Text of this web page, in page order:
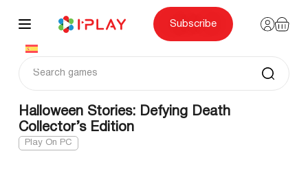
content
Subscribe
Halloween Stories: Defying Death
Collector’s Edition
Play On PC